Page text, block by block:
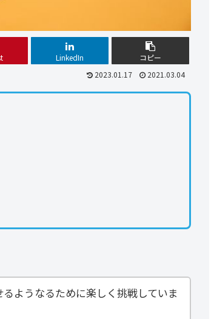
LinkedIn
コピー
2023.01.17
2021.03.04
ようなるために楽しく挑戦していま